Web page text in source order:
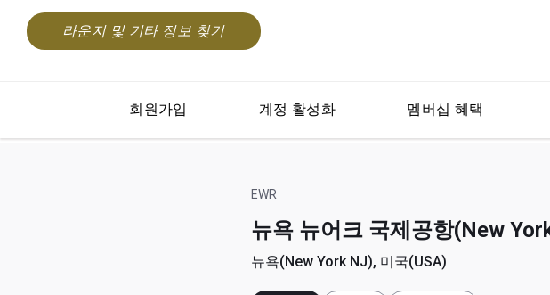
라운지 및 기타 정보 찾기
회원가입 계정 활성화 멤버십 혜택
EWR
뉴욕 뉴어크 국제공항(New
뉴욕(New York NJ), 미국(USA)